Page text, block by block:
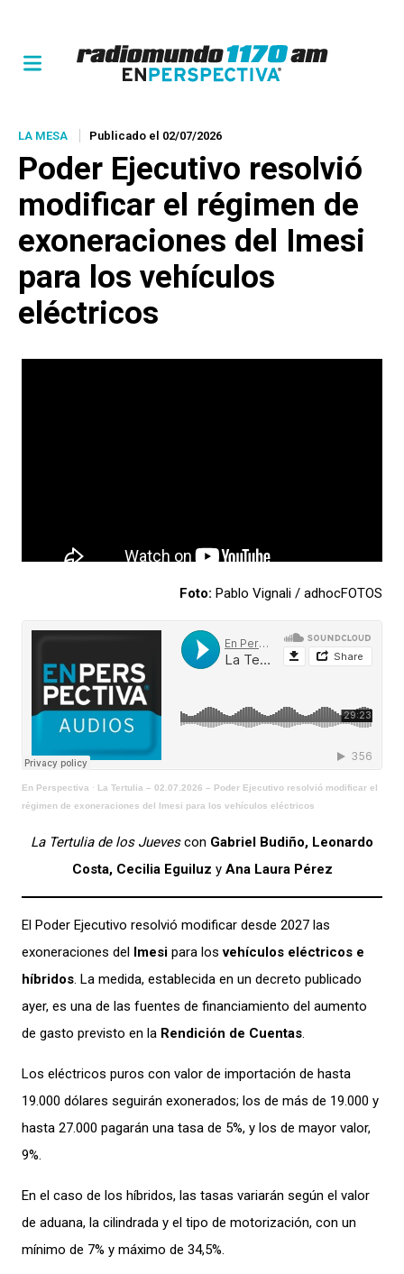
LA MESA Publicado el 02/07/2026
Poder Ejecutivo resolvió
modificar el régimen de
exoneraciones del Imesi
para los vehículos
eléctricos
Foto: Pablo Vignali / adhocFOTOS
En Perspectiva · La Tertulia – 02.07.2026 – Poder Ejecutivo resolvió modificar el
régimen de exoneraciones del Imesi para los vehículos eléctricos
La Tertulia de los Juevescon Gabriel Budiño, Leonardo
Costa, Cecilia Eguiluz y Ana Laura Pérez
El Poder Ejecutivo resolvió modificar desde 2027 las
exoneraciones del Imesi para losvehículos eléctricos e
híbridos. La medida, establecida en un decreto publicado
ayer, es una de las fuentes de financiamiento del aumento
de gasto previsto en la Rendición de Cuentas.
Los eléctricos puros con valor de importación de hasta
19.000 dólares seguirán exonerados; los de más de 19.000 y
hasta 27.000 pagarán una tasa de 5%, y los de mayor valor,
9%.
En el caso de los híbridos, las tasas variarán según el valor
de aduana, la cilindrada y el tipo de motorización, con un
mínimo de 7% y máximo de 34,5%.